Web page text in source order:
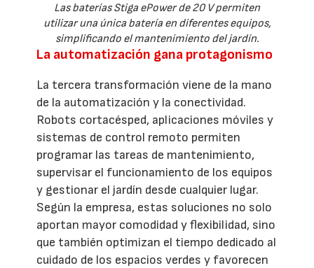
Las baterías Stiga ePower de 20 V permiten
utilizar una única batería en diferentes equipos,
simplificando el mantenimiento del jardín.
La automatización gana protagonismo
La tercera transformación viene de la mano
de la automatización y la conectividad.
Robots cortacésped, aplicaciones móviles y
sistemas de control remoto permiten
programar las tareas de mantenimiento,
supervisar el funcionamiento de los equipos
y gestionar el jardín desde cualquier lugar.
Según la empresa, estas soluciones no solo
aportan mayor comodidad y flexibilidad, sino
que también optimizan el tiempo dedicado al
cuidado de los espacios verdes y favorecen